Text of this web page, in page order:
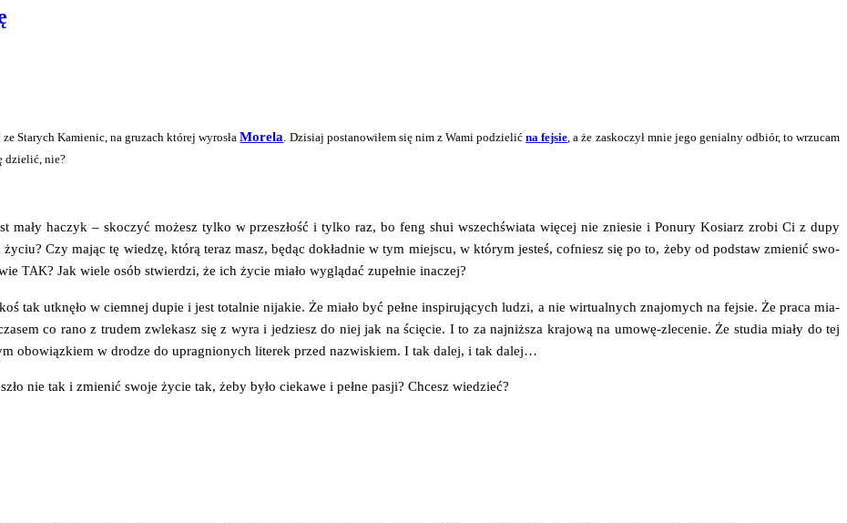
Sta­rych Kamie­nic, na gru­zach któ­rej wyro­słaMore­la . Dzi­siaj posta­no­wi­łem się nim z Wami podzie­lićna fej­sie , a że zasko­czył mnie jego genial­ny odbiór, to wrzu­cam
dzie­lić, nie?
mały haczyk – sko­czyć możesz tyl­ko w prze­szłość i tyl­ko raz, bo feng shui wszech­świa­ta wię­cej nie znie­sie i Ponu­ry Kosiarz zro­bi Ci z dupy
Czy mając tę wie­dzę, któ­rą teraz masz, będąc dokład­nie w tym miej­scu, w któ­rym jesteś, cof­niesz się po to, żeby od pod­staw zmie­nić swo­
TAK? Jak wie­le osób stwier­dzi, że ich życie mia­ło wyglą­dać zupeł­nie inaczej?
tak utknę­ło w ciem­nej dupie i jest total­nie nija­kie. Że mia­ło być peł­ne inspi­ru­ją­cych ludzi, a nie wir­tu­al­nych zna­jo­mych na fej­sie. Że pra­ca mia­
co rano z tru­dem zwle­kasz się z wyra i jedziesz do niej jak na ścię­cie. I to za naj­niż­sza kra­jo­wą na umo­wę-zle­ce­nie. Że stu­dia mia­ły do tej
obo­wiąz­kiem w dro­dze do upra­gnio­nych lite­rek przed nazwi­skiem. I tak dalej, i tak dalej…
nie tak i zmie­nić swo­je życie tak, żeby było cie­ka­we i peł­ne pasji? Chcesz wiedzieć?